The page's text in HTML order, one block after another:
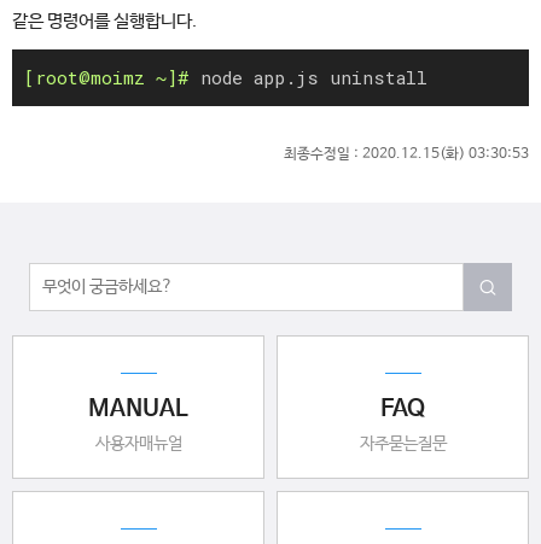
같은 명령어를 실행합니다.
node app.js uninstall
최종수정일 : 2020.12.15(화) 03:30:53
MANUAL
사용자매뉴얼
FAQ
자주묻는질문